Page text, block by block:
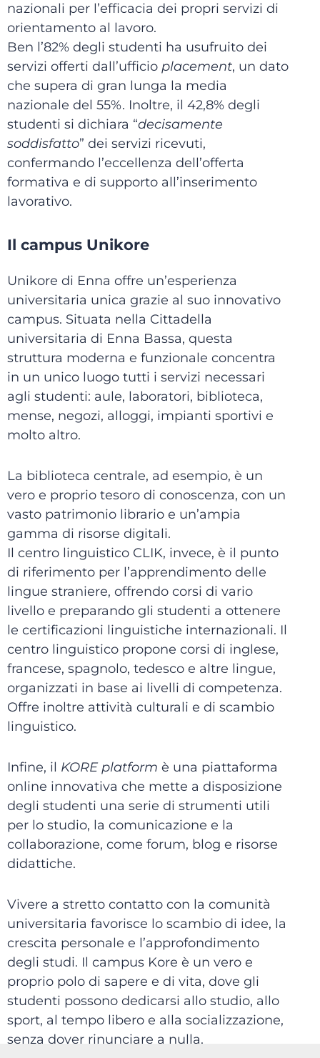
nazionali per l’efficacia dei propri servizi di
orientamento al lavoro.
Ben l’82% degli studenti ha usufruito dei
servizi offerti dall’ufficio placement, un dato
che supera di gran lunga la media
nazionale del 55%. Inoltre, il 42,8% degli
studenti si dichiara “decisamente
soddisfatto” dei servizi ricevuti,
confermando l’eccellenza dell’offerta
formativa e di supporto all’inserimento
lavorativo.
Il campus Unikore
Unikore di Enna offre un’esperienza
universitaria unica grazie al suo innovativo
campus. Situata nella Cittadella
universitaria di Enna Bassa, questa
struttura moderna e funzionale concentra
in un unico luogo tutti i servizi necessari
agli studenti: aule, laboratori, biblioteca,
mense, negozi, alloggi, impianti sportivi e
molto altro.
La biblioteca centrale, ad esempio, è un
vero e proprio tesoro di conoscenza, con un
vasto patrimonio librario e un’ampia
gamma di risorse digitali.
Il centro linguistico CLIK, invece, è il punto
di riferimento per l’apprendimento delle
lingue straniere, offrendo corsi di vario
livello e preparando gli studenti a ottenere
le certificazioni linguistiche internazionali. Il
centro linguistico propone corsi di inglese,
francese, spagnolo, tedesco e altre lingue,
organizzati in base ai livelli di competenza.
Offre inoltre attività culturali e di scambio
linguistico.
Infine, il KORE platform è una piattaforma
online innovativa che mette a disposizione
degli studenti una serie di strumenti utili
per lo studio, la comunicazione e la
collaborazione, come forum, blog e risorse
didattiche.
Vivere a stretto contatto con la comunità
universitaria favorisce lo scambio di idee, la
crescita personale e l’approfondimento
degli studi. Il campus Kore è un vero e
proprio polo di sapere e di vita, dove gli
studenti possono dedicarsi allo studio, allo
sport, al tempo libero e alla socializzazione,
senza dover rinunciare a nulla.